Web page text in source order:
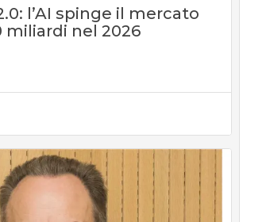
l’AI spinge il mercato
miliardi nel 2026